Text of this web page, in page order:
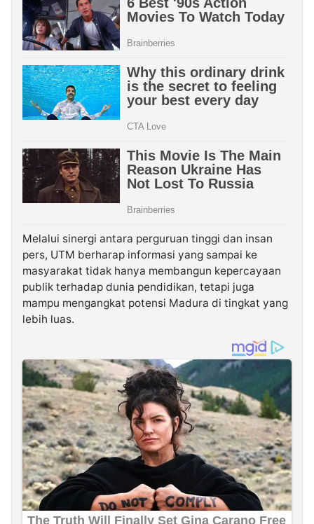
Melalui sinergi antara perguruan tinggi dan insan
pers, UTM berharap informasi yang sampai ke
masyarakat tidak hanya membangun kepercayaan
publik terhadap dunia pendidikan, tetapi juga
mampu mengangkat potensi Madura di tingkat yang
lebih luas.